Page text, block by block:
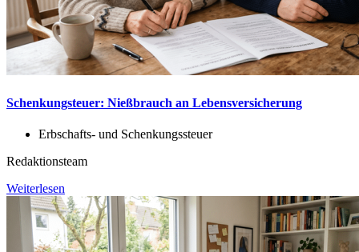
Schenkungsteuer: Nießbrauch an Lebensversicherung
Erbschafts- und Schenkungssteuer
Redaktionsteam
Weiterlesen